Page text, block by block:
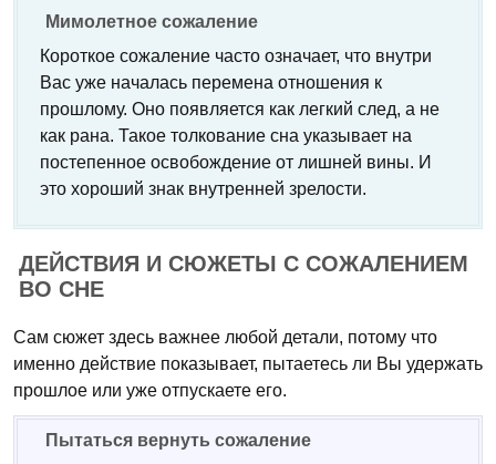
Мимолетное сожаление
Короткое сожаление часто означает, что внутри
Вас уже началась перемена отношения к
прошлому. Оно появляется как легкий след, а не
как рана. Такое толкование сна указывает на
постепенное освобождение от лишней вины. И
это хороший знак внутренней зрелости.
ДЕЙСТВИЯ И СЮЖЕТЫ С СОЖАЛЕНИЕМ
ВО СНЕ
Сам сюжет здесь важнее любой детали, потому что
именно действие показывает, пытаетесь ли Вы удержать
прошлое или уже отпускаете его.
Пытаться вернуть сожаление